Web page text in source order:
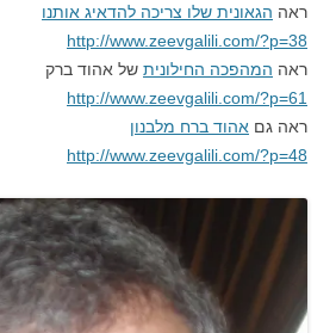
ראה הגאונית שלו צריכה להדאיג אותנו
http://www.zeevgalili.com/?p=38
ראה המהפכה החילונית של אהוד ברק
http://www.zeevgalili.com/?p=61
ראה גם אהוד ברח מלבנון
http://www.zeevgalili.com/?p=48